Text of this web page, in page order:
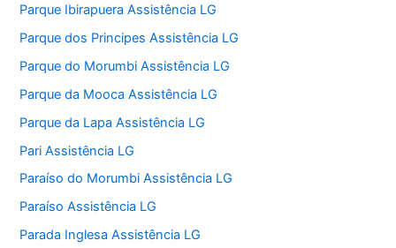
Parque Ibirapuera Assistência LG
Parque dos Principes Assistência LG
Parque do Morumbi Assistência LG
Parque da Mooca Assistência LG
Parque da Lapa Assistência LG
Pari Assistência LG
Paraíso do Morumbi Assistência LG
Paraíso Assistência LG
Parada Inglesa Assistência LG